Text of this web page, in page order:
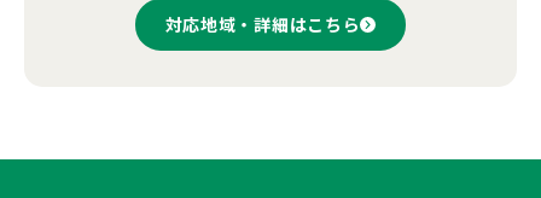
対応地域・詳細はこちら